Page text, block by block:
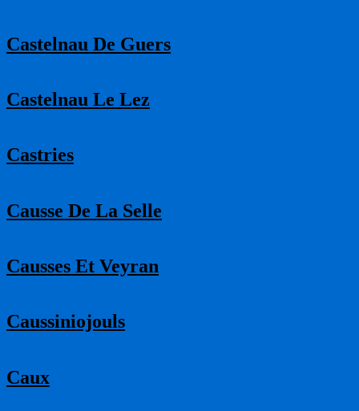
Castelnau De Guers
Castelnau Le Lez
Castries
Causse De La Selle
Causses Et Veyran
Caussiniojouls
Caux